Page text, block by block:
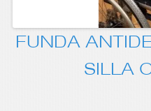
FUNDA
SILLA